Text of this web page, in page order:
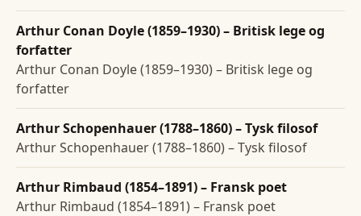
Arthur Conan Doyle (1859–1930) – Britisk lege og
forfatter
Arthur Conan Doyle (1859–1930) – Britisk lege og
forfatter
Arthur Schopenhauer (1788–1860) – Tysk filosof
Arthur Schopenhauer (1788–1860) – Tysk filosof
Arthur Rimbaud (1854–1891) – Fransk poet
Arthur Rimbaud (1854–1891) – Fransk poet